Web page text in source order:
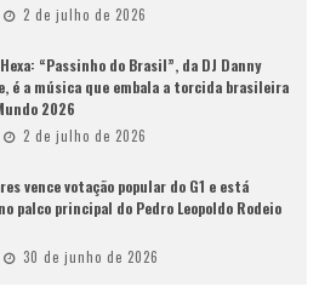
2 de julho de 2026
“Passinho do Brasil”, da DJ Danny
é a música que embala a torcida brasileira
2026
2 de julho de 2026
vence votação popular do G1 e está
palco principal do Pedro Leopoldo Rodeio
30 de junho de 2026